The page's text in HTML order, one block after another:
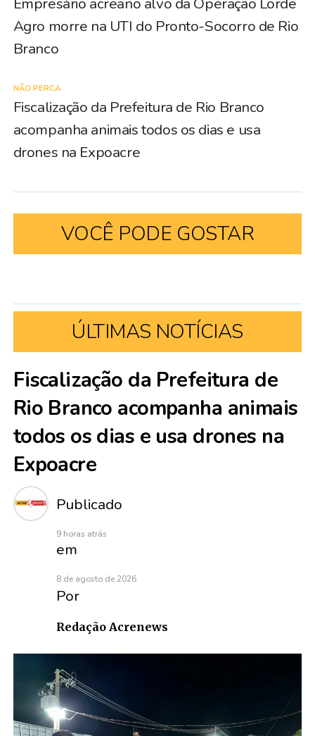
Agro morre na UTI do Pronto-Socorro de Rio
Branco
NÃO PERCA
Fiscalização da Prefeitura de Rio Branco
acompanha animais todos os dias e usa
drones na Expoacre
VOCÊ PODE GOSTAR
ÚLTIMAS NOTÍCIAS
Fiscalização da Prefeitura de
Rio Branco acompanha animais
todos os dias e usa drones na
Expoacre
Publicado
9 horas atrás
em
8 de agosto de 2026
Por
Redação Acrenews